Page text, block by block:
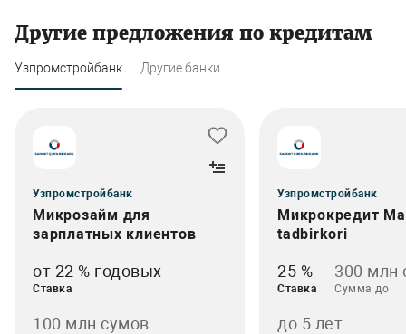
Другие предложения по кредитам
Узпромстройбанк Другие банки
Узпромстройбанк
Микрозайм для
зарплатных клиентов
от 22 % годовых
Ставка
100 млн сумов
Узпромстройбанк
Микрокредит
tadbirkori
25 %
Ставка
300 млн
Сумма до
до 5 лет